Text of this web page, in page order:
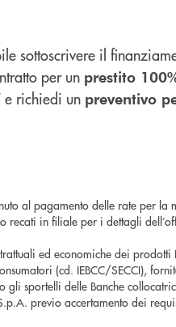
sottoscrivere il
per un prestito
e richiedi un preventivo
al pagamento delle rate per la
recati in filiale per i dettagli
ed economiche dei prodotti
(cd. IEBCC/SECCI),
sportelli delle Banche
previo accertamento dei